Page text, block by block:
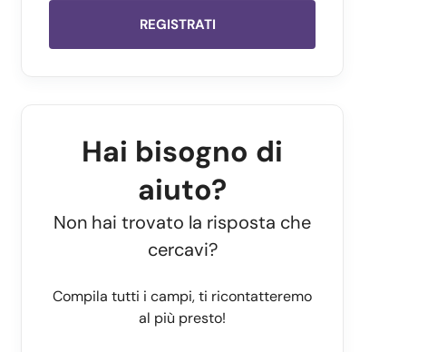
REGISTRATI
Hai bisogno di
aiuto?
Non hai trovato la risposta che
cercavi?
Compila tutti i campi, ti ricontatteremo
al più presto!